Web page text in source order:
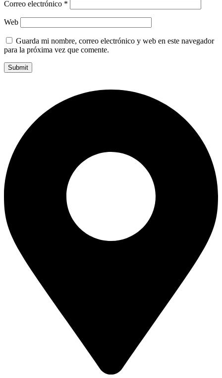
Correo electrónico *
Web
Guarda mi nombre, correo electrónico y web en este navegador
para la próxima vez que comente.